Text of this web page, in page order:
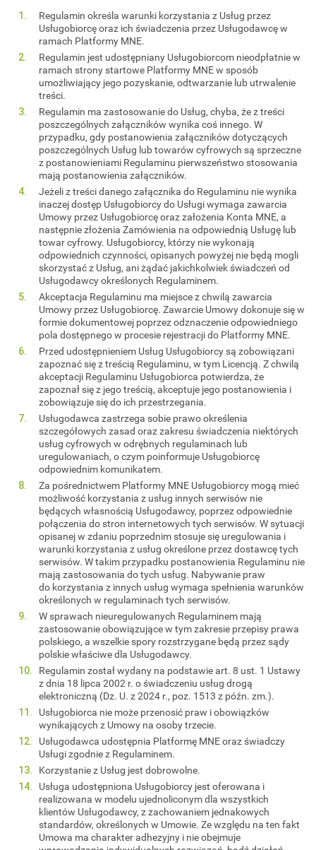
Regulamin określa warunki korzystania z Usług przez
Usługobiorcę oraz ich świadczenia przez Usługodawcę w
ramach Platformy MNE.
Regulamin jest udostępniany Usługobiorcom nieodpłatnie w
ramach strony startowe Platformy MNE w sposób
umożliwiający jego pozyskanie, odtwarzanie lub utrwalenie
treści.
Regulamin ma zastosowanie do Usług, chyba, że z treści
poszczególnych załączników wynika coś innego. W
przypadku, gdy postanowienia załączników dotyczących
poszczególnych Usług lub towarów cyfrowych są sprzeczne
z postanowieniami Regulaminu pierwszeństwo stosowania
mają postanowienia załączników.
Jeżeli z treści danego załącznika do Regulaminu nie wynika
inaczej dostęp Usługobiorcy do Usługi wymaga zawarcia
Umowy przez Usługobiorcę oraz założenia Konta MNE, a
następnie złożenia Zamówienia na odpowiednią Usługę lub
towar cyfrowy. Usługobiorcy, którzy nie wykonają
odpowiednich czynności, opisanych powyżej nie będą mogli
skorzystać z Usług, ani żądać jakichkolwiek świadczeń od
Usługodawcy określonych Regulaminem.
Akceptacja Regulaminu ma miejsce z chwilą zawarcia
Umowy przez Usługobiorcę. Zawarcie Umowy dokonuje się w
formie dokumentowej poprzez odznaczenie odpowiedniego
pola dostępnego w procesie rejestracji do Platformy MNE.
Przed udostępnieniem Usług Usługobiorcy są zobowiązani
zapoznać się z treścią Regulaminu, w tym Licencją. Z chwilą
akceptacji Regulaminu Usługobiorca potwierdza, że
zapoznał się z jego treścią, akceptuje jego postanowienia i
zobowiązuje się do ich przestrzegania.
Usługodawca zastrzega sobie prawo określenia
szczegółowych zasad oraz zakresu świadczenia niektórych
usług cyfrowych w odrębnych regulaminach lub
uregulowaniach, o czym poinformuje Usługobiorcę
odpowiednim komunikatem.
Za pośrednictwem Platformy MNE Usługobiorcy mogą mieć
możliwość korzystania z usług innych serwisów nie
będących własnością Usługodawcy, poprzez odpowiednie
połączenia do stron internetowych tych serwisów. W sytuacji
opisanej w zdaniu poprzednim stosuje się uregulowania i
warunki korzystania z usług określone przez dostawcę tych
serwisów. W takim przypadku postanowienia Regulaminu nie
mają zastosowania do tych usług. Nabywanie praw
do korzystania z innych usług wymaga spełnienia warunków
określonych w regulaminach tych serwisów.
W sprawach nieuregulowanych Regulaminem mają
zastosowanie obowiązujące w tym zakresie przepisy prawa
polskiego, a wszelkie spory rozstrzygane będą przez sądy
polskie właściwe dla Usługodawcy.
Regulamin został wydany na podstawie art. 8 ust. 1 Ustawy
z dnia 18 lipca 2002 r. o świadczeniu usług drogą
elektroniczną (Dz. U. z 2024 r., poz. 1513 z późn. zm.).
Usługobiorca nie może przenosić praw i obowiązków
wynikających z Umowy na osoby trzecie.
Usługodawca udostępnia Platformę MNE oraz świadczy
Usługi zgodnie z Regulaminem.
Korzystanie z Usług jest dobrowolne.
Usługa udostępniona Usługobiorcy jest oferowana i
realizowana w modelu ujednoliconym dla wszystkich
klientów Usługodawcy, z zachowaniem jednakowych
standardów, określonych w Umowie. Ze względu na ten fakt
Umowa ma charakter adhezyjny i nie obejmuje